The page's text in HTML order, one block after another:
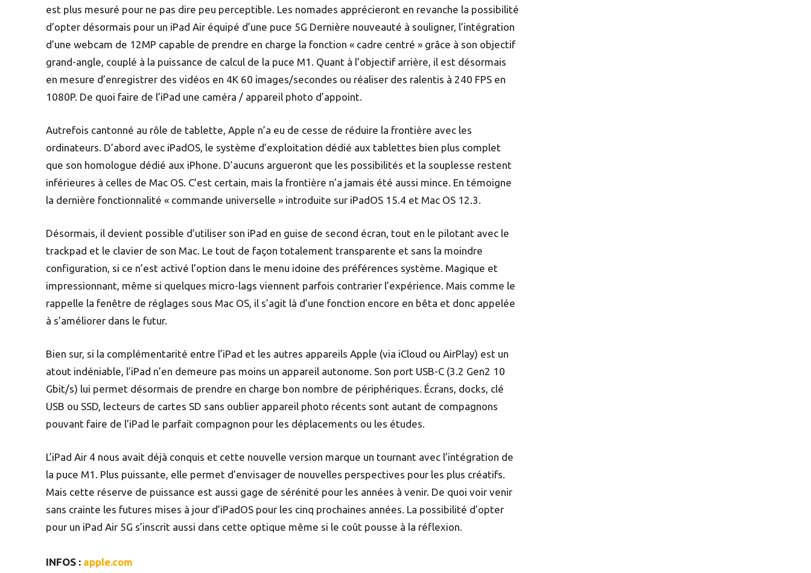
est plus mesuré pour ne pas dire peu perceptible. Les nomades apprécieront en revanche la possibilité
d’opter désormais pour un iPad Air équipé d’une puce 5G Dernière nouveauté à souligner, l’intégration
d’une webcam de 12MP capable de prendre en charge la fonction « cadre centré » grâce à son objectif
grand-angle, couplé à la puissance de calcul de la puce M1. Quant à l’objectif arrière, il est désormais
en mesure d’enregistrer des vidéos en 4K 60 images/secondes ou réaliser des ralentis à 240 FPS en
1080P. De quoi faire de l’iPad une caméra / appareil photo d’appoint.
Autrefois cantonné au rôle de tablette, Apple n’a eu de cesse de réduire la frontière avec les
ordinateurs. D’abord avec iPadOS, le système d’exploitation dédié aux tablettes bien plus complet
que son homologue dédié aux iPhone. D’aucuns argueront que les possibilités et la souplesse restent
inférieures à celles de Mac OS. C’est certain, mais la frontière n’a jamais été aussi mince. En témoigne
la dernière fonctionnalité « commande universelle » introduite sur iPadOS 15.4 et Mac OS 12.3.
Désormais, il devient possible d’utiliser son iPad en guise de second écran, tout en le pilotant avec le
trackpad et le clavier de son Mac. Le tout de façon totalement transparente et sans la moindre
configuration, si ce n’est activé l’option dans le menu idoine des préférences système. Magique et
impressionnant, même si quelques micro-lags viennent parfois contrarier l’expérience. Mais comme le
rappelle la fenêtre de réglages sous Mac OS, il s’agit là d’une fonction encore en bêta et donc appelée
à s’améliorer dans le futur.
Bien sur, si la complémentarité entre l’iPad et les autres appareils Apple (via iCloud ou AirPlay) est un
atout indéniable, l’iPad n’en demeure pas moins un appareil autonome. Son port USB-C (3.2 Gen2 10
Gbit/s) lui permet désormais de prendre en charge bon nombre de périphériques. Écrans, docks, clé
USB ou SSD, lecteurs de cartes SD sans oublier appareil photo récents sont autant de compagnons
pouvant faire de l’iPad le parfait compagnon pour les déplacements ou les études.
L’iPad Air 4 nous avait déjà conquis et cette nouvelle version marque un tournant avec l’intégration de
la puce M1. Plus puissante, elle permet d’envisager de nouvelles perspectives pour les plus créatifs.
Mais cette réserve de puissance est aussi gage de sérénité pour les années à venir. De quoi voir venir
sans crainte les futures mises à jour d’iPadOS pour les cinq prochaines années. La possibilité d’opter
pour un iPad Air 5G s’inscrit aussi dans cette optique même si le coût pousse à la réflexion.
INFOS : apple.com